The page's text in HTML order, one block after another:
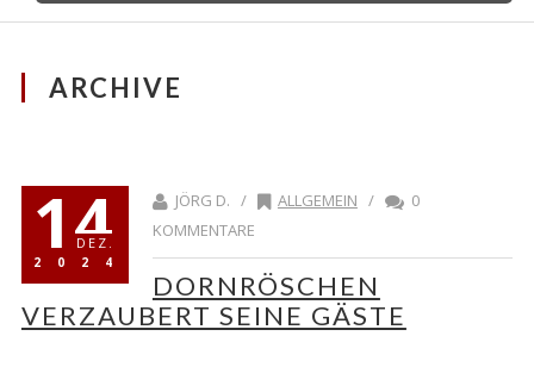
ARCHIVE
14
DEZ.
2024
JÖRG D. / ALLGEMEIN /
0
KOMMENTARE
DORNRÖSCHEN
VERZAUBERT SEINE GÄSTE